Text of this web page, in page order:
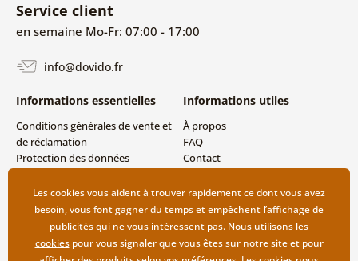
Service client
en semaine Mo-Fr: 07:00 - 17:00
info@dovido.fr
Informations essentielles
Conditions générales de vente et
de réclamation
Protection des données
Modes de livraison et de
paiement
Retour des produits
Informations utiles
À propos
FAQ
Contact
Les cookies vous aident à trouver rapidement ce dont vous avez
besoin, vous font gagner du temps et empêchent l’affichage de
publicités qui ne vous intéressent pas. Nous utilisons les
cookiespour vous signaler que vous êtes sur notre site et pour